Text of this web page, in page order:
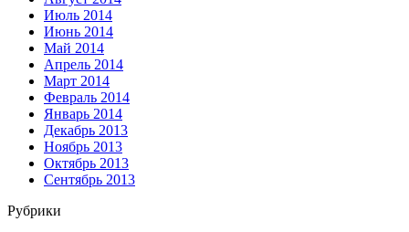
Июль 2014
Июнь 2014
Май 2014
Апрель 2014
Март 2014
Февраль 2014
Январь 2014
Декабрь 2013
Ноябрь 2013
Октябрь 2013
Сентябрь 2013
Рубрики